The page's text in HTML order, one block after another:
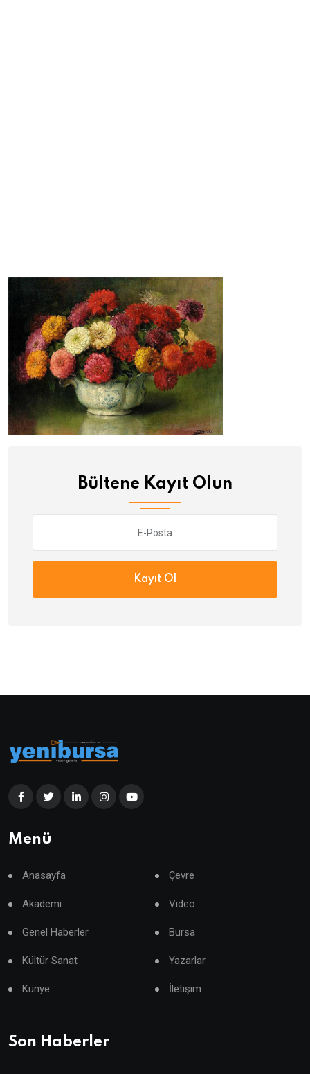
Bültene Kayıt Olun
Kayıt Ol
Menü
Anasayfa Çevre
Akademi Video
Genel Haberler Bursa
Kültür Sanat Yazarlar
Künye İletişim
Son Haberler